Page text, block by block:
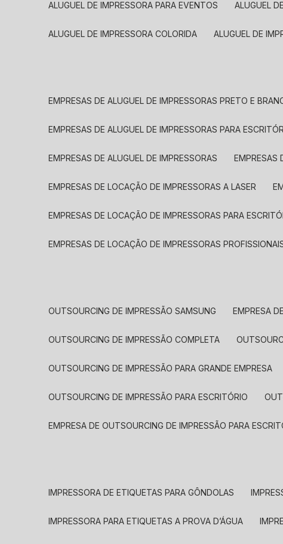
ALUGUEL DE IMPRESSORA PARA EVENTOS ALUGUEL
ALUGUEL DE IMPRESSORA COLORIDA ALUGUEL DE
EMPRESAS DE ALUGUEL DE IMPRESSORAS PRETO E
EMPRESAS DE ALUGUEL DE IMPRESSORAS PARA
EMPRESAS DE ALUGUEL DE IMPRESSORAS
EMPRESAS DE LOCAÇÃO DE IMPRESSORAS A LASER
EMPRESAS DE LOCAÇÃO DE IMPRESSORAS PARA
EMPRESAS DE LOCAÇÃO DE IMPRESSORAS
OUTSOURCING DE IMPRESSÃO SAMSUNG EMPRESA
OUTSOURCING DE IMPRESSÃO COMPLETA
OUTSOURCING DE IMPRESSÃO PARA GRANDE EMPRESA
OUTSOURCING DE IMPRESSÃO PARA ESCRITÓRIO
EMPRESA DE OUTSOURCING DE IMPRESSÃO PARA
IMPRESSORA DE ETIQUETAS PARA GÔNDOLAS
IMPRESSORA PARA ETIQUETAS A PROVA D’ÁGUA